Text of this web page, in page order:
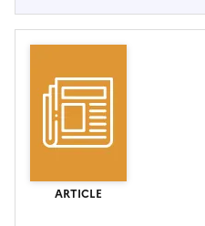
ARTICLE